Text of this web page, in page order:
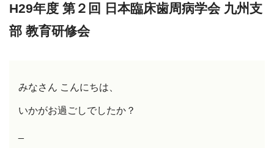
H29年度 第２回 日本臨床歯周病学会 九州支
部 教育研修会
みなさん こんにちは、
いかがお過ごしでしたか？